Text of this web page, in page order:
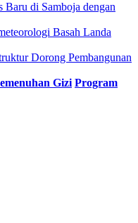
di Samboja dengan
Basah Landa
Dorong Pembangunan
Gizi Program